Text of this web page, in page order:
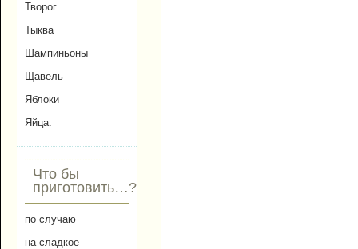
Творог
Тыква
Шампиньоны
Щавель
Яблоки
Яйца.
Что бы
приготовить…?
по случаю
на сладкое